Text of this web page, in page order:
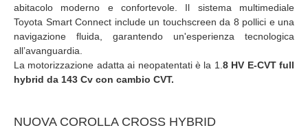
abitacolo moderno e confortevole. Il sistema multimediale
Toyota Smart Connect include un touchscreen da 8 pollici e una
navigazione fluida, garantendo un'esperienza tecnologica
all’avanguardia.
La motorizzazione adatta ai neopatentati è la 1.8 HV E-CVT full
hybrid da 143 Cv con cambio CVT.
NUOVA COROLLA CROSS HYBRID